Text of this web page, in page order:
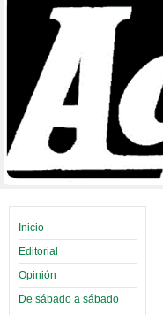
Inicio
Editorial
Opinión
De sábado a sábado